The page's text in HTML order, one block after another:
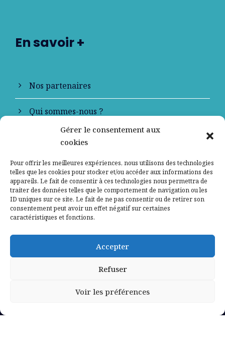
Gérer le consentement aux
cookies
Pour offrir les meilleures expériences, nous utilisons des technologies
telles que les cookies pour stocker et/ou accéder aux informations des
appareils. Le fait de consentir à ces technologies nous permettra de
traiter des données telles que le comportement de navigation ou les
ID uniques sur ce site. Le fait de ne pas consentir ou de retirer son
consentement peut avoir un effet négatif sur certaines
caractéristiques et fonctions.
Accepter
Refuser
Voir les préférences
En savoir +
Nos partenaires
Qui sommes-nous ?
Contactez-nous
Mentions légales
Politique de confidentialité